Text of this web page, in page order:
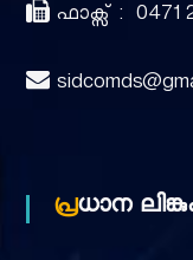
ഫാക്സ് : 0471
പ്രധാന